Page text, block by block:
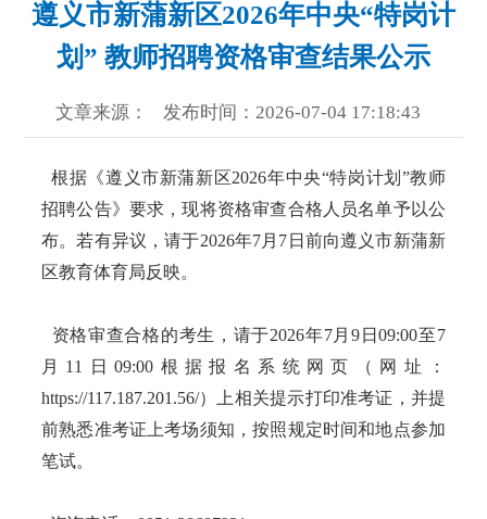
遵义市新蒲新区2026年中央“特岗计
划” 教师招聘资格审查结果公示
文章来源： 发布时间：2026-07-04 17:18:43
根据《遵义市新蒲新区2026年中央“特岗计划”教师
招聘公告》要求，现将资格审查合格人员名单予以公
布。若有异议，请于2026年7月7日前向遵义市新蒲新
区教育体育局反映。
资格审查合格的考生，请于2026年7月9日09:00至7
月11日09:00根据报名系统网页（网址：
https://117.187.201.56/）上相关提示打印准考证，并提
前熟悉准考证上考场须知，按照规定时间和地点参加
笔试。